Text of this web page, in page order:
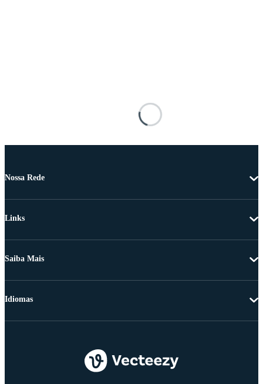
Nossa Rede
Links
Saiba Mais
Idiomas